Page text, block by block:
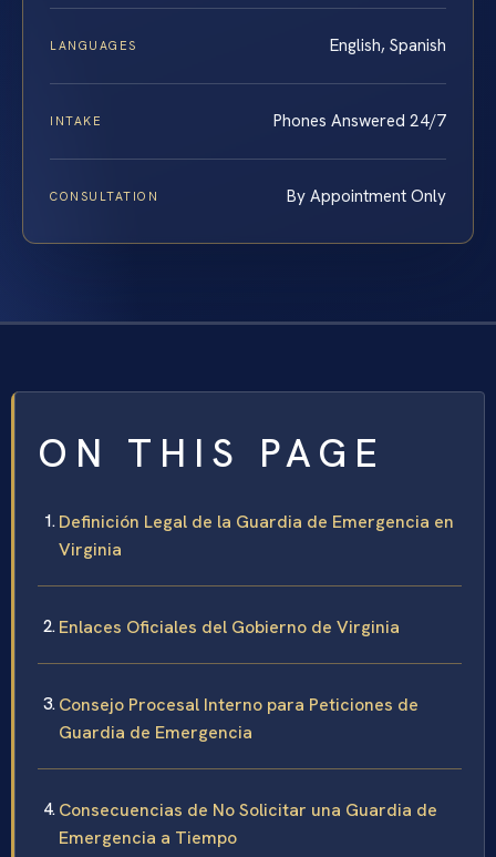
LANGUAGES English, Spanish
INTAKE Phones Answered 24/7
CONSULTATION By Appointment Only
ON THIS PAGE
Definición Legal de la Guardia de Emergencia en
Virginia
Enlaces Oficiales del Gobierno de Virginia
Consejo Procesal Interno para Peticiones de
Guardia de Emergencia
Consecuencias de No Solicitar una Guardia de
Emergencia a Tiempo